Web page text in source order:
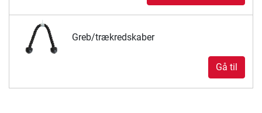
Greb/trækredskaber
Gå til